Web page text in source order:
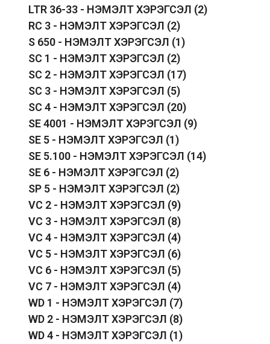
LTR 36-33 - НЭМЭЛТ ХЭРЭГСЭЛ (2)
RC 3 - НЭМЭЛТ ХЭРЭГСЭЛ (2)
S 650 - НЭМЭЛТ ХЭРЭГСЭЛ (1)
SC 1 - НЭМЭЛТ ХЭРЭГСЭЛ (2)
SC 2 - НЭМЭЛТ ХЭРЭГСЭЛ (17)
SC 3 - НЭМЭЛТ ХЭРЭГСЭЛ (5)
SC 4 - НЭМЭЛТ ХЭРЭГСЭЛ (20)
SE 4001 - НЭМЭЛТ ХЭРЭГСЭЛ (9)
SE 5 - НЭМЭЛТ ХЭРЭГСЭЛ (1)
SE 5.100 - НЭМЭЛТ ХЭРЭГСЭЛ (14)
SE 6 - НЭМЭЛТ ХЭРЭГСЭЛ (2)
SP 5 - НЭМЭЛТ ХЭРЭГСЭЛ (2)
VC 2 - НЭМЭЛТ ХЭРЭГСЭЛ (9)
VC 3 - НЭМЭЛТ ХЭРЭГСЭЛ (8)
VC 4 - НЭМЭЛТ ХЭРЭГСЭЛ (4)
VC 5 - НЭМЭЛТ ХЭРЭГСЭЛ (6)
VC 6 - НЭМЭЛТ ХЭРЭГСЭЛ (5)
VC 7 - НЭМЭЛТ ХЭРЭГСЭЛ (4)
WD 1 - НЭМЭЛТ ХЭРЭГСЭЛ (7)
WD 2 - НЭМЭЛТ ХЭРЭГСЭЛ (8)
WD 4 - НЭМЭЛТ ХЭРЭГСЭЛ (1)